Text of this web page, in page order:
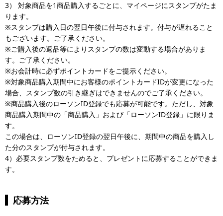
3） 対象商品を1商品購入するごとに、マイページにスタンプがたま
ります。
※スタンプは購入日の翌日午後に付与されます。付与が遅れること
もございます。ご了承ください。
※ご購入後の返品等によりスタンプの数は変動する場合がありま
す。ご了承ください。
※お会計時に必ずポイントカードをご提示ください。
※対象商品購入期間中にお客様のポイントカードIDが変更になった
場合、スタンプ数の引き継ぎはできませんのでご了承ください。
※商品購入後のローソンID登録でも応募が可能です。ただし、対象
商品購入期間中の「商品購入」および「ローソンID登録」に限りま
す。
この場合は、ローソンID登録の翌日午後に、期間中の商品を購入し
た分のスタンプが付与されます。
4）必要スタンプ数をためると、プレゼントに応募することができま
す。
応募方法